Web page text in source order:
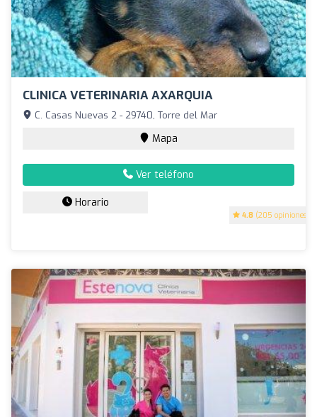
CLINICA VETERINARIA AXARQUIA
4.8 (205 opiniones)
C. Casas Nuevas 2 - 29740, Torre del Mar
Mapa
Ver teléfono
Horario